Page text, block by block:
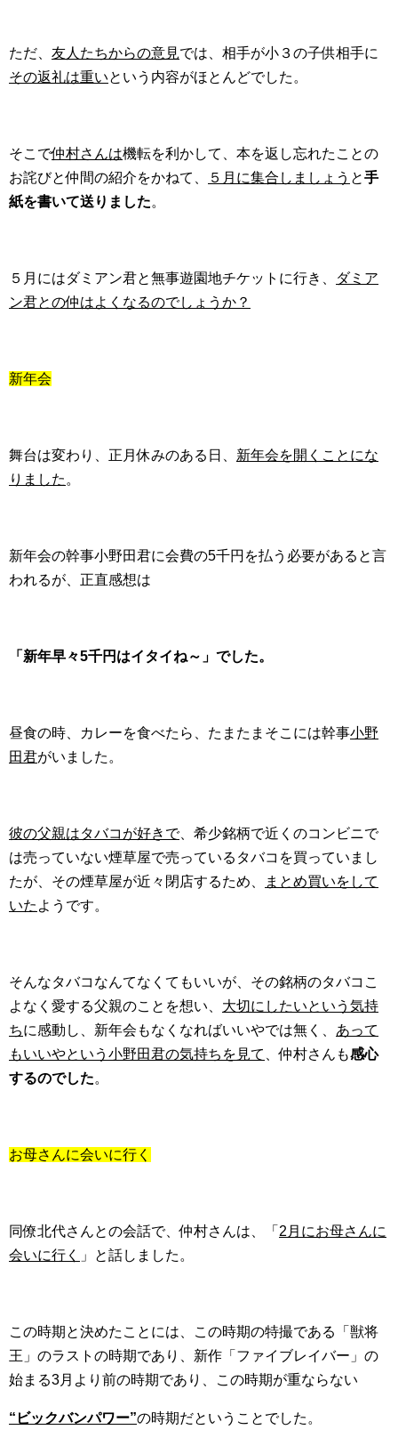
ただ、 友人たちからの意見では、相手が小３の子供相手に
その返礼は重いという内容がほとんどでした。
そこで仲村さんは機転を利かして、本を返し忘れたことの
お詫びと仲間の紹介をかねて、
５月に集合しましょう と手
紙を書いて送りました。
５月にはダミアン君と無事遊園地チケットに行き、
ダミア
ン君との仲はよくなるのでしょうか？
新年会
舞台は変わり、正月休みのある日、 新年会を開くことにな
りました 。
新年会の幹事小野田君に会費の5千円を払う必要があると言
われるが、正直感想は
「新年早々5千円はイタイね～」 でした。
昼食の時、カレーを食べたら、たまたまそこには幹事小野
田君がいました。
彼の父親はタバコが好きで、希少銘柄で近くのコンビニで
は売っていない煙草屋で売っているタバコを買っていまし
たが、その煙草屋が近々閉店するため、
まとめ買いをして
いた ようです。
そんなタバコなんてなくてもいいが、その銘柄のタバコこ
よなく愛する父親のことを想い、 大切にしたいという気持
ちに感動し、新年会もなくなればいいやでは無く、 あって
もいいやという小野田君の気持ちを見て
、仲村さんも感心
するのでした。
お母さんに会いに行く
同僚北代さんとの会話で、仲村さんは、「 2月にお母さんに
会いに行く
」と話しました。
この時期と決めたことには、この時期の特撮である「獣将
王」のラストの時期であり、新作「ファイブレイバー」の
始まる3月より前の時期であり、この時期が重ならない
“ビックバンパワー”の時期だということでした。